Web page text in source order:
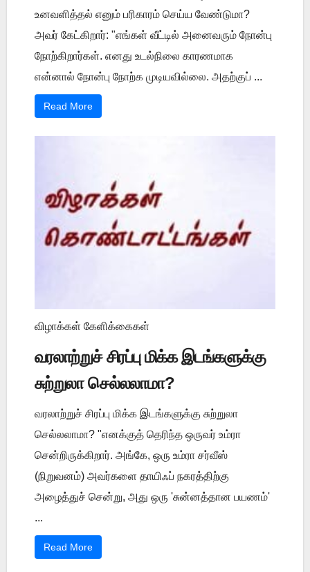
உனவளித்தல் எனும் பரிகாரம் செய்ய வேண்டுமா?
அவர் கேட்கிறார்: "எங்கள் வீட்டில் அனைவரும் நோன்பு
நோற்கிறார்கள். எனது உடல்நிலை காரணமாக
என்னால் நோன்பு நோற்க முடியவில்லை. அதற்குப் ...
Read More
விழாக்கள் கேளிக்கைகள்
வரலாற்றுச் சிரப்பு மிக்க இடங்களுக்கு
சுற்றுலா செல்லலாமா?
வரலாற்றுச் சிரப்பு மிக்க இடங்களுக்கு சுற்றுலா
செல்லலாமா? "எனக்குத் தெரிந்த ஒருவர் உம்ரா
சென்றிருக்கிறார். அங்கே, ஒரு உம்ரா சர்வீஸ்
(நிறுவனம்) அவர்களை தாயிஃப் நகரத்திற்கு
அழைத்துச் சென்று, அது ஒரு 'சுன்னத்தான பயணம்'
...
Read More